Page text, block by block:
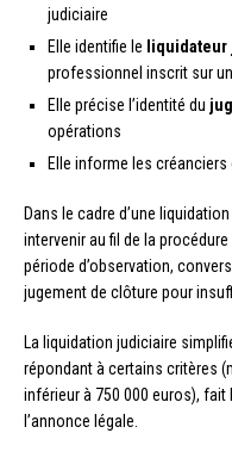
judiciaire
Elle identifie le
professionnel inscrit sur
Elle précise l’identité du
opérations
Elle informe les
Dans le cadre d’une
intervenir au fil de la
période d’observation,
jugement de clôture pour
La liquidation judiciaire
répondant à certains critères
inférieur à 750 000 euros), fait
l’annonce légale.